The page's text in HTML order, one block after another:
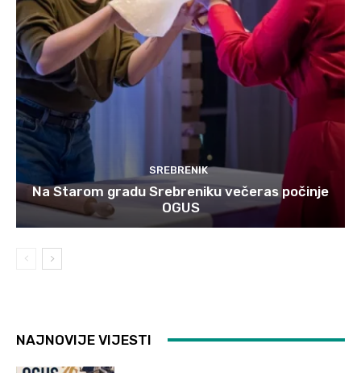
SREBRENIK
Na Starom gradu Srebreniku večeras počinje
OGUS
NAJNOVIJE VIJESTI